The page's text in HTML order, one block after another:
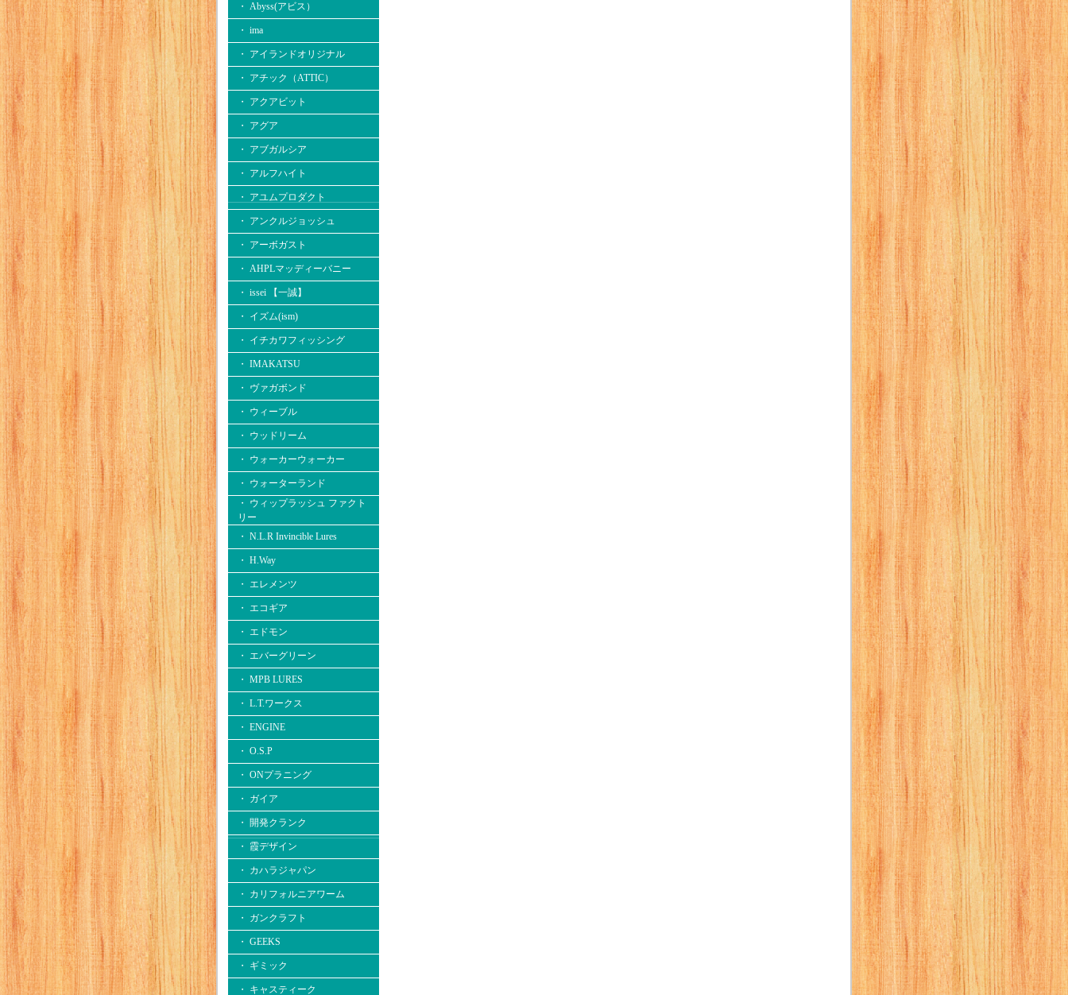
・ Abyss(アビス）
・ ima
・ アイランドオリジナル
・ アチック（ATTIC）
・ アクアビット
・ アグア
・ アブガルシア
・ アルフハイト
・ アユムプロダクト
・ アンクルジョッシュ
・ アーボガスト
・ AHPLマッディーバニー
・ issei 【一誠】
・ イズム(ism)
・ イチカワフィッシング
・ IMAKATSU
・ ヴァガボンド
・ ウィーブル
・ ウッドリーム
・ ウォーカーウォーカー
・ ウォーターランド
・ ウィップラッシュ ファクト
リー
・ N.L.R Invincible Lures
・ H.Way
・ エレメンツ
・ エコギア
・ エドモン
・ エバーグリーン
・ MPB LURES
・ L.T.ワークス
・ ENGINE
・ O.S.P
・ ONプラニング
・ ガイア
・ 開発クランク
・ 霞デザイン
・ カハラジャパン
・ カリフォルニアワーム
・ ガンクラフト
・ GEEKS
・ ギミック
・ キャスティーク